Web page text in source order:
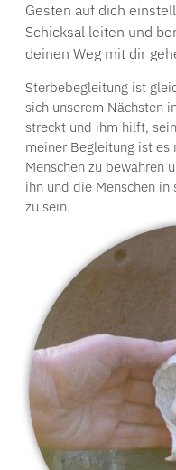
Gesten auf dich
Schicksal leiten und
deinen Weg mit dir
Sterbebegleitung ist
sich unserem Nächsten
streckt und ihm hilft,
meiner Begleitung ist
Menschen zu bewahren
ihn und die Menschen
zu sein.